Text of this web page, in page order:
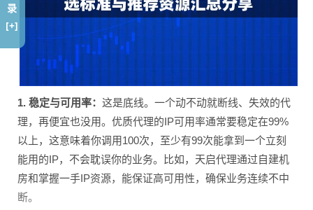
1. 稳定与可用率： 这是底线。一个动不动就断线、失效的代
理，再便宜也没用。优质代理的IP可用率通常要稳定在99%
以上，这意味着你调用100次，至少有99次能拿到一个立刻
能用的IP，不会耽误你的业务。比如，天启代理通过自建机
房和掌握一手IP资源，能保证高可用性，确保业务连续不中
断。
录
[+]